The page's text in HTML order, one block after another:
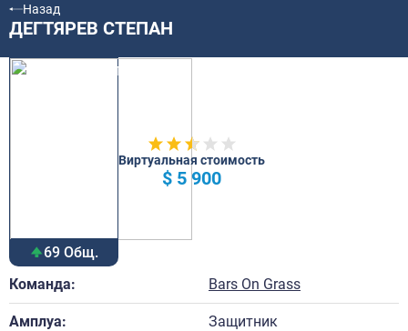
Назад
ДЕГТЯРЕВ СТЕПАН
69 Общ.
Виртуальная стоимость
$ 5 900
Команда: Bars On Grass
Амплуа: Защитник